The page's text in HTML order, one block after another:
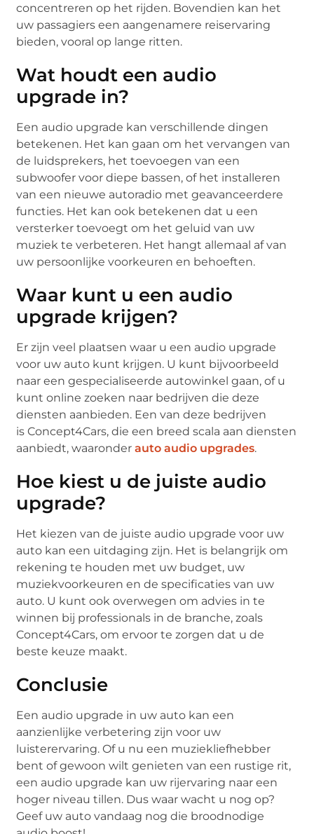
concentreren op het rijden. Bovendien kan het
uw passagiers een aangenamere reiservaring
bieden, vooral op lange ritten.
Wat houdt een audio
upgrade in?
Een audio upgrade kan verschillende dingen
betekenen. Het kan gaan om het vervangen van
de luidsprekers, het toevoegen van een
subwoofer voor diepe bassen, of het installeren
van een nieuwe autoradio met geavanceerdere
functies. Het kan ook betekenen dat u een
versterker toevoegt om het geluid van uw
muziek te verbeteren. Het hangt allemaal af van
uw persoonlijke voorkeuren en behoeften.
Waar kunt u een audio
upgrade krijgen?
Er zijn veel plaatsen waar u een audio upgrade
voor uw auto kunt krijgen. U kunt bijvoorbeeld
naar een gespecialiseerde autowinkel gaan, of u
kunt online zoeken naar bedrijven die deze
diensten aanbieden. Een van deze bedrijven
is Concept4Cars, die een breed scala aan diensten
aanbiedt, waaronderauto audio upgrades.
Hoe kiest u de juiste audio
upgrade?
Het kiezen van de juiste audio upgrade voor uw
auto kan een uitdaging zijn. Het is belangrijk om
rekening te houden met uw budget, uw
muziekvoorkeuren en de specificaties van uw
auto. U kunt ook overwegen om advies in te
winnen bij professionals in de branche, zoals
Concept4Cars, om ervoor te zorgen dat u de
beste keuze maakt.
Conclusie
Een audio upgrade in uw auto kan een
aanzienlijke verbetering zijn voor uw
luisterervaring. Of u nu een muziekliefhebber
bent of gewoon wilt genieten van een rustige rit,
een audio upgrade kan uw rijervaring naar een
hoger niveau tillen. Dus waar wacht u nog op?
Geef uw auto vandaag nog die broodnodige